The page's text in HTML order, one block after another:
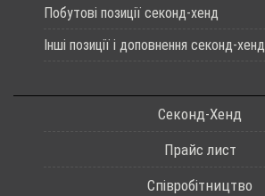
Побутові позиції секонд-хенд
Інші позиції і доповнення секонд-хенд
Секонд-Хенд
Прайс лист
Співробітництво